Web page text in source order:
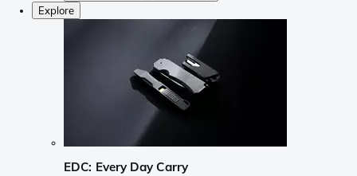
Explore
EDC: Every Day Carry